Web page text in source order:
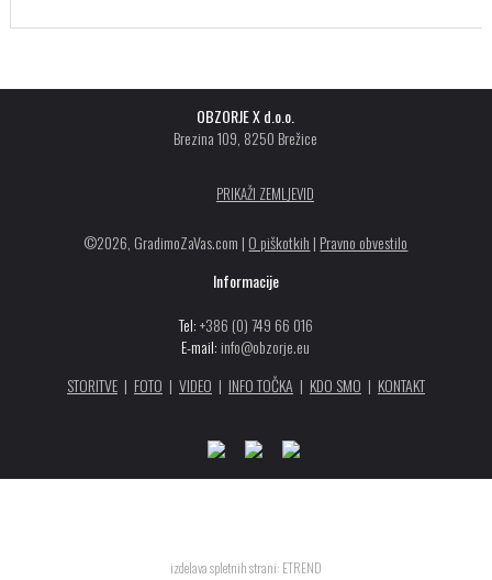
OBZORJE X d.o.o.
Brezina 109, 8250 Brežice
PRIKAŽI ZEMLJEVID
©2026, GradimoZaVas.com | O piškotkih | Pravno obvestilo
Informacije
Tel:+386 (0) 749 66 016
E-mail: info@obzorje.eu
STORITVE| FOTO | VIDEO | INFO TOČKA | KDO SMO | KONTAKT
izdelava spletnih strani: ETREND